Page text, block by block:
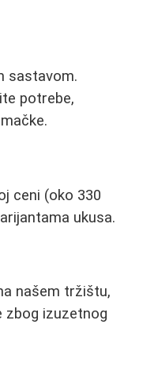
sastavom.
potrebe,
ceni (oko 330
ukusa.
našem tržištu,
zbog izuzetnog